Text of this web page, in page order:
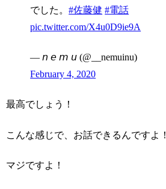
でした。#佐藤健 #電話
pic.twitter.com/X4u0D9ie9A
— 𝘯 𝘦 𝘮 𝘶 (@__nemuinu)
February 4, 2020
最高でしょう！
こんな感じで、お話できるんですよ！
マジですよ！